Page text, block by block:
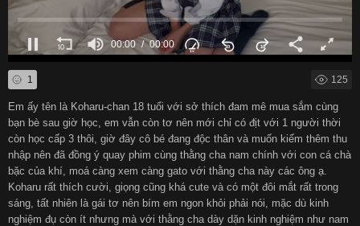
Indonesia Filipino
हिन्दी Español
Italiano Nederlands
Английский
00:00 00:00
1 125
Em ấy tên là Koharu-chan 18 tuổi với sở thích đam mê mua sắm cùng
bạn bè sau giờ học, em vẫn còn tơ nên mới chỉ có địt với 1 người thời
còn học cấp 3 thôi, giờ đây cô bé đang độc thân và muốn kiếm thêm thu
nhập nên đã đồng ý quay phim cùng thằng cha nam chính với con cá chà
bặc của khí, moá càng xem càng gato với thằng cha này các ông ạ.
Koharu rất thích cười, giọng cũng khá cute và có một đôi mắt rất trong
sáng, tất nhiên là gái tơ nên bím em ngon khỏi phải nói, mặc dù kinh
nghiệm đụ còn ít nhưng mà với thằng cha dày dặn kinh nghiệm như nam